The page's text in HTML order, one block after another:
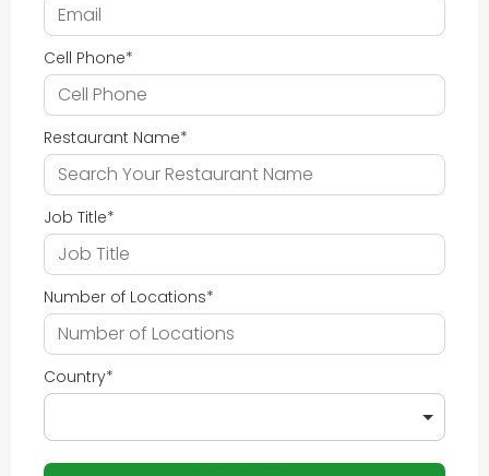
Cell Phone*
Restaurant Name*
Job Title*
Number of Locations*
Country*